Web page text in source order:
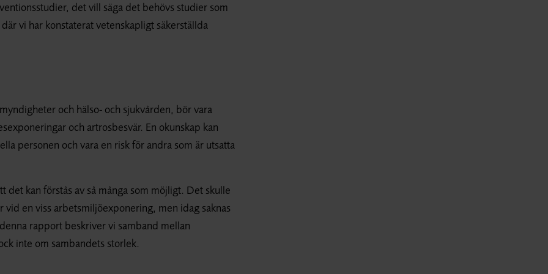
det vill säga det behövs studier som
vi har konstaterat vetenskapligt säkerställda
och hälso- och sjukvården, bör vara
och artrosbesvär. En okunskap kan
personen och vara en risk för andra som är utsatta
kan förstås av så många som möjligt. Det skulle
en viss arbetsmiljöexponering, men idag saknas
rapport beskriver vi samband mellan
inte om sambandets storlek.